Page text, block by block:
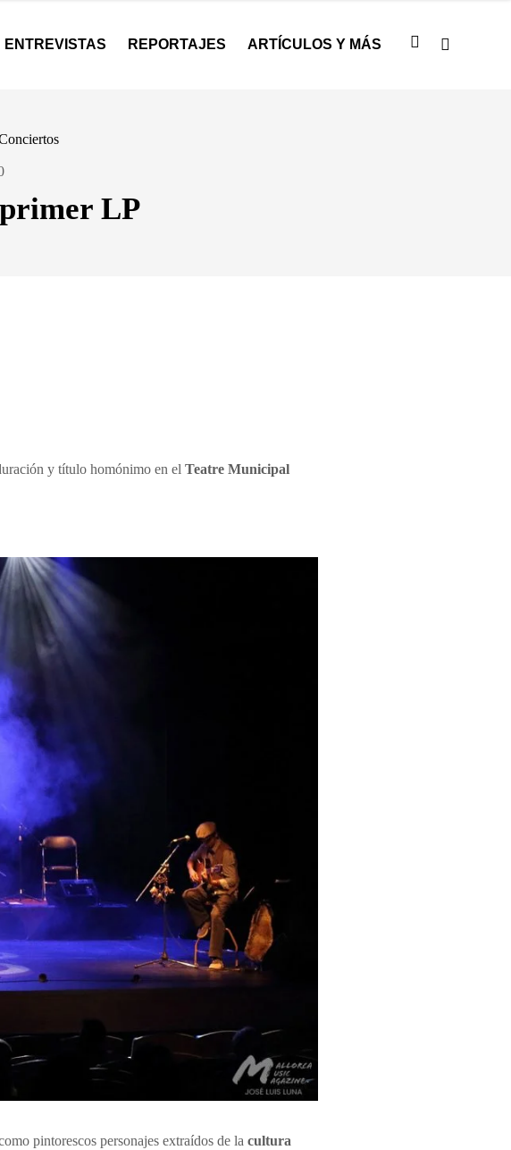
ENTREVISTAS REPORTAJES ARTÍCULOS Y MÁS
LP
y título homónimo en elTeatre Municipal
pintorescos personajes extraídos de lacultura